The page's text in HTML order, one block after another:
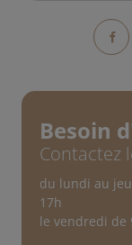
Besoin
Contactez
du lundi au
17h
le vendredi de